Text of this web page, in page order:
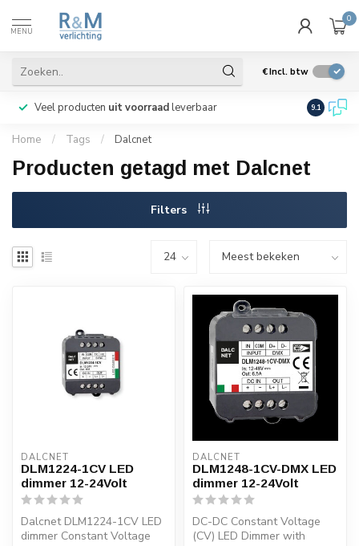
MENU
0
€Incl. btw
Veel producten uit voorraadleverbaar Wij
9.1
Home / Tags / Dalcnet
Producten getagd met Dalcnet
Filters
DALCNET
DLM1224-1CV LED
dimmer 12-24Volt
Dalcnet DLM1224-1CV LED
dimmer Constant Voltage
DALCNET
DLM1248-1CV-DMX LED
dimmer 12-24Volt
DC-DC Constant Voltage
(CV) LED Dimmer with